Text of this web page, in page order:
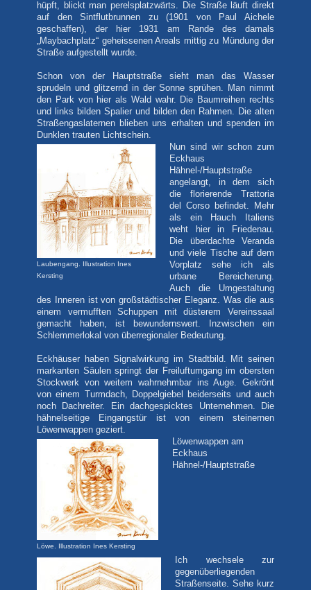
hüpft, blickt man perelsplatzwärts. Die Straße läuft direkt
auf den Sintflutbrunnen zu (1901 von Paul Aichele
geschaffen), der hier 1931 am Rande des damals
„Maybachplatz“ geheissenen Areals mittig zu Mündung der
Straße aufgestellt wurde.
Schon von der Hauptstraße sieht man das Wasser
sprudeln und glitzernd in der Sonne sprühen. Man nimmt
den Park von hier als Wald wahr. Die Baumreihen rechts
und links bilden Spalier und bilden den Rahmen. Die alten
Straßengaslaternen blieben uns erhalten und spenden im
Dunklen trauten Lichtschein.
Laubengang. Illustration Ines
Kersting
Nun sind wir schon zum
Eckhaus
Hähnel-/Hauptstraße
angelangt, in dem sich
die florierende Trattoria
del Corso befindet. Mehr
als ein Hauch Italiens
weht hier in Friedenau.
Die überdachte Veranda
und viele Tische auf dem
Vorplatz sehe ich als
urbane Bereicherung.
Auch die Umgestaltung
des Inneren ist von großstädtischer Eleganz. Was die aus
einem vermufften Schuppen mit düsterem Vereinssaal
gemacht haben, ist bewundernswert. Inzwischen ein
Schlemmerlokal von überregionaler Bedeutung.
Eckhäuser haben Signalwirkung im Stadtbild. Mit seinen
markanten Säulen springt der Freiluftumgang im obersten
Stockwerk von weitem wahrnehmbar ins Auge. Gekrönt
von einem Turmdach, Doppelgiebel beiderseits und auch
noch Dachreiter. Ein dachgespicktes Unternehmen. Die
hähnelseitige Eingangstür ist von einem steinernen
Löwenwappen geziert.
Löwe. Illustration Ines Kersting
Löwenwappen am
Eckhaus
Hähnel-/Hauptstraße
Ich wechsele zur
gegenüberliegenden
Straßenseite. Sehe kurz